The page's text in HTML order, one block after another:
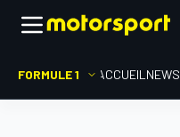
FORMULE 1 ACCUEIL NEWS